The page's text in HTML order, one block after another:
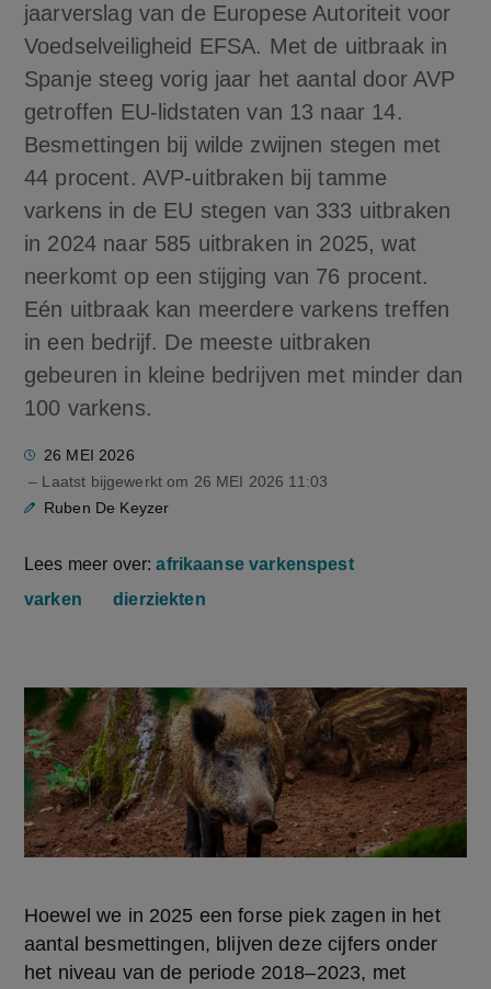
jaarverslag van de Europese Autoriteit voor
Voedselveiligheid EFSA. Met de uitbraak in
Spanje steeg vorig jaar het aantal door AVP
getroffen EU-lidstaten van 13 naar 14.
Besmettingen bij wilde zwijnen stegen met
44 procent. AVP-uitbraken bij tamme
varkens in de EU stegen van 333 uitbraken
in 2024 naar 585 uitbraken in 2025, wat
neerkomt op een stijging van 76 procent.
Eén uitbraak kan meerdere varkens treffen
in een bedrijf. De meeste uitbraken
gebeuren in kleine bedrijven met minder dan
100 varkens.
26 MEI 2026
– Laatst bijgewerkt om 26 MEI 2026 11:03
Ruben De Keyzer
Lees meer over:afrikaanse varkenspest
varken
dierziekten
Hoewel we in 2025 een forse piek zagen in het
aantal besmettingen, blijven deze cijfers onder
het niveau van de periode 2018–2023, met